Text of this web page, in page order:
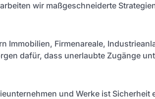
wir maßgeschneiderte
Immobilien, Firmenareale,
dafür, dass unerlaubte Zugänge
und Werke ist